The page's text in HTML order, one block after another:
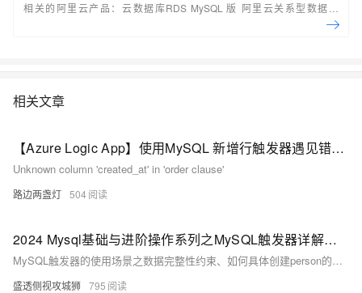
相关的阿里云产品：云数据库RDS MySQL 版 阿里云关系型数据库
RDS（Relational Database Service）是一种稳定可靠、可弹性伸缩的在
相关文章
【Azure Logic App】使用MySQL 新增行触发器遇见错误 ：“Unknown column 'created_at' in 'order clause'”
Unknown column 'created_at' in 'order clause'
路边两盏灯 504
2024 Mysql基础与进阶操作系列之MySQL触发器详解（21）作者——LJS[你个小黑子这都还学不会嘛？你是真爱粉嘛？真是的 ~；以后请别侮辱我家鸽鸽]
MySQL触发器的使用场景之数据完整性约束、如何具体创建person的日志表、触发器与存储过程的对比与选择、触发器的性能和注意事项等具体操作详解步骤；举例说明、注意点及常见报错问题所对应的解决方法
盛透侧视攻城狮 795